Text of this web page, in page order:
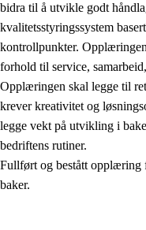
bidra til å utvikle godt
kvalitetsstyringssystem
kontrollpunkter.
forhold til service,
Opplæringen skal legge til
krever kreativitet og
legge vekt på utvikling i
bedriftens rutiner.
Fullført og bestått opplæring
baker.